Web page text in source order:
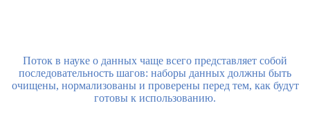
Поток в науке о данных чаще всего представляет собой
последовательность шагов: наборы данных должны быть
очищены, нормализованы и проверены перед тем, как будут
готовы к использованию.